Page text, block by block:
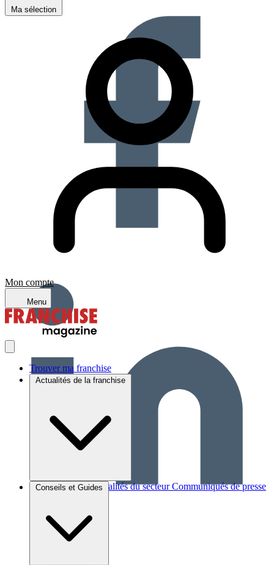
Ma sélection
Mon compte
Menu
Trouver ma franchise
Actualités de la franchise
Brèves et actus Actualités du secteur Communiqués de presse
Conseils et Guides